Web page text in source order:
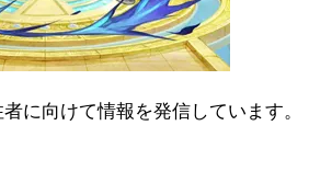
に向けて情報を発信しています。